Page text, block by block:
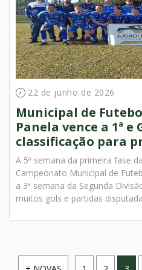
22 de junho de 2026
Municipal de
Panela vence a 1ª
classificação para
A 5ª semana da primeira fase
Campeonato Municipal de
a 3ª semana da Segunda
muitos gols e partidas